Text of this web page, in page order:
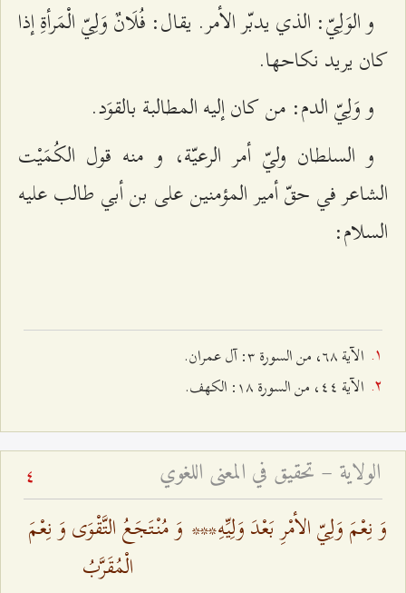
و الوَلِيّ: الذي يدبّر الأمر. يقال: فُلَانٌ وَلِيّ الْمَرأةِ إذا
كان يريد نكاحها.
و وَلِيّ الدم: من كان إليه المطالبة بالقوَد.
و السلطان وليّ أمر الرعيّة، و منه قول الكُمَيْت
الشاعر في حقّ أمير المؤمنين على بن أبي طالب عليه
السلام:
الآية ٦۸، من السورة ٣: آل عمران.
الآية ٤٤، من السورة ۱۸: الكهف.
الولاية – تحقيق في المعنى اللغوي 4
وَ نِعْمَ وَلِيّ الأمْرِ بَعْدَ وَلِيِّهِ‌*** وَ مُنْتَجَعُ التَّقْوَى وَ نِعْمَ
الْمُقَرَّبُ‌